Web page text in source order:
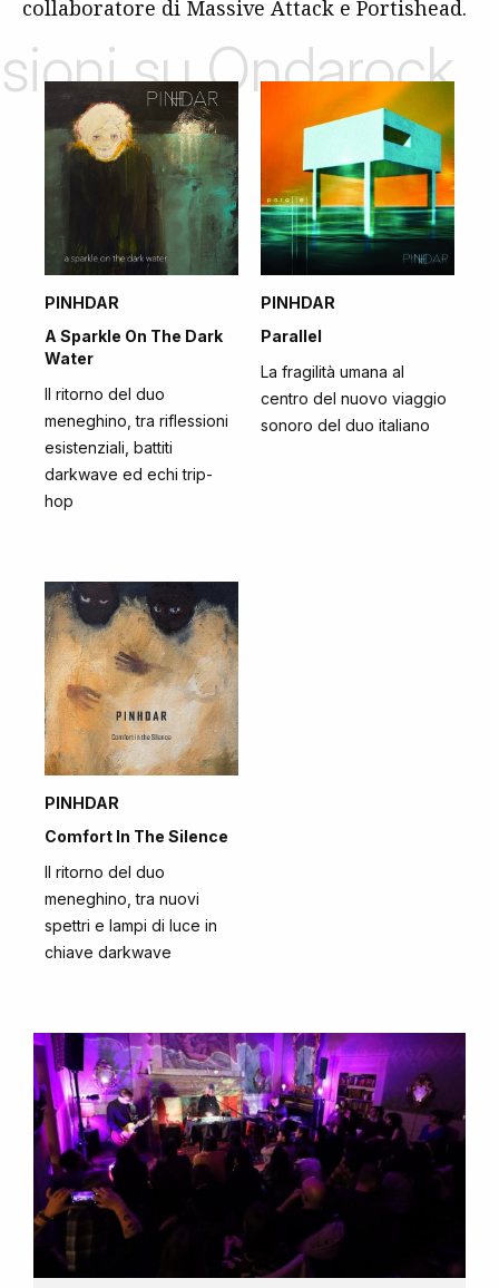
collaboratore di Massive Attack e Portishead.
su Ondarock
PINHDAR
A Sparkle On The Dark
Water
Il ritorno del duo
meneghino, tra riflessioni
esistenziali, battiti
darkwave ed echi trip-
hop
PINHDAR
Parallel
La fragilità umana al
centro del nuovo viaggio
sonoro del duo italiano
PINHDAR
Comfort In The Silence
Il ritorno del duo
meneghino, tra nuovi
spettri e lampi di luce in
chiave darkwave